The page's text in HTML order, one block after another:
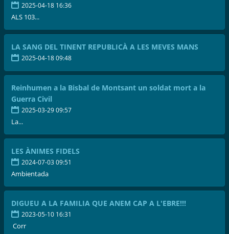
2025-04-18 16:36
ALS 103...
LA SANG DEL TINENT REPUBLICÀ A LES MEVES MANS
2025-04-18 09:48
Reinhumen a la Bisbal de Montsant un soldat mort a la
Guerra Civil
2025-03-29 09:57
La...
LES ÀNIMES FIDELS
2024-07-03 09:51
Ambientada
DIGUEU A LA FAMILIA QUE ANEM CAP A L'EBRE!!!
2023-05-10 16:31
Corr